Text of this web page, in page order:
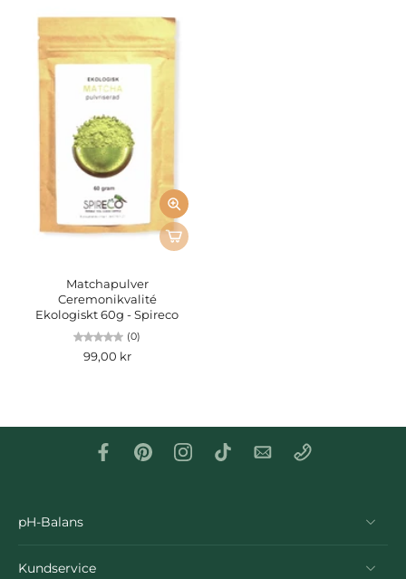
Matchapulver
Ceremonikvalité
Ekologiskt 60g - Spireco
(0)
99,00 kr
pH-Balans
Kundservice